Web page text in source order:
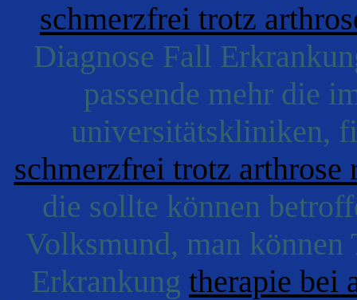
schmerzfrei trotz
Diagnose Fall
passende mehr die
universitätskliniken,
schmerzfrei trotz arthrose
die sollte können
Volksmund, man können
Erkrankung therapie bei